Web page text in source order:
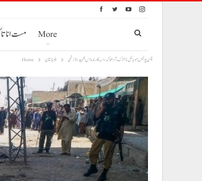
مست More
Home بلوچستان چمن پولیس موبائل نا خڑک آ دھماکہ، اسہ کارندہ اس شہید، 5 زخمی